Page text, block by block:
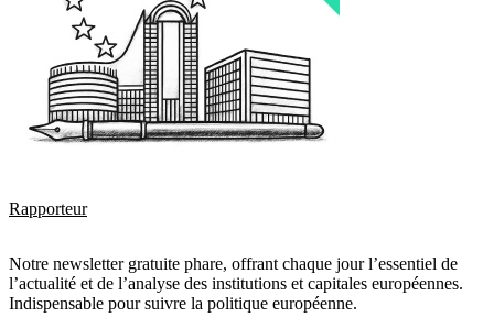
Rapporteur
Notre newsletter gratuite phare, offrant chaque jour l’essentiel de
l’actualité et de l’analyse des institutions et capitales européennes.
Indispensable pour suivre la politique européenne.